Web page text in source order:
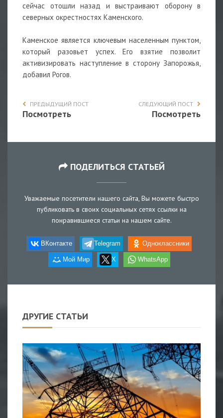
сейчас отошли назад и выстраивают оборону в
северных окрестностях Каменского.
Каменское является ключевым населенным пунктом,
который разовьет успех. Его взятие позволит
активизировать наступление в сторону Запорожья,
добавил Рогов.
ПРЕДЫДУЩИЙ ПОСТ
Посмотреть
СЛЕДУЮЩИЙ ПОСТ
Посмотреть
ПОДЕЛИТЬСЯ СТАТЬЕЙ
Уважаемые посетители нашего сайта, Вы можете быстро
публиковать в своих социальных сетях ссылки на
понравившиеся статьи на нашем сайте.
ВКонтакте Telegram Одноклассники
Мой Мир X WhatsApp
ДРУГИЕ СТАТЬИ